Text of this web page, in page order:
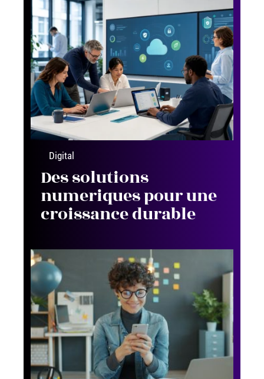
Digital
Des solutions
numeriques pour une
croissance durable